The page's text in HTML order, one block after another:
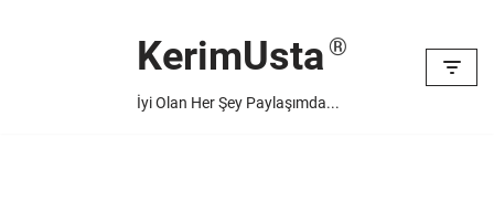
KerimUsta
İyi Olan Her Şey Paylaşımda...